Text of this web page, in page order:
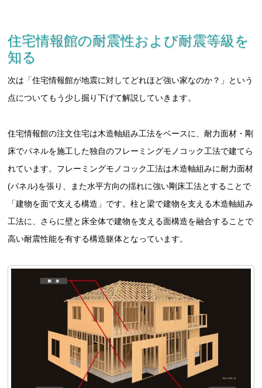
住宅情報館の耐震性および耐震等級を
知る
次は「住宅情報館が地震に対してどれほど強い家なのか？」という
点についてもう少し掘り下げて解説していきます。
住宅情報館の注文住宅は木造軸組み工法をベースに、耐力面材・剛
床でパネルを施工した独自のフレーミングモノコック工法で建てら
れています。フレーミングモノコック工法は木造軸組みに耐力面材
(パネル)を張り、また水平方向の揺れに強い剛床工法とすることで
「建物を面で支える構造」です。柱と梁で建物を支える木造軸組み
工法に、さらに壁と床全体で建物を支える面構造を融合することで
高い耐震性能を有する構造躯体となっています。